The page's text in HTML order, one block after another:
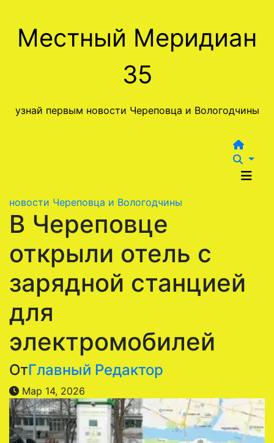
содержимому
Местный Меридиан
35
узнай первым новости Череповца и Вологодчины
новости Череповца и Вологодчины
В Череповце
открыли отель с
зарядной станцией
для
электромобилей
ОтГлавный Редактор
Мар 14, 2026